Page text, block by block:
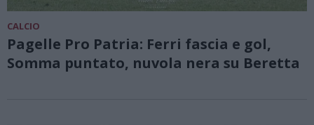
CALCIO
Pagelle Pro Patria: Ferri fascia e gol,
Somma puntato, nuvola nera su Beretta